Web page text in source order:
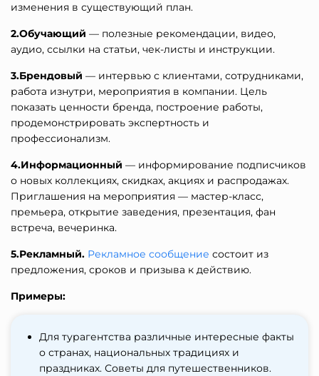
изменения в существующий план.
2.Обучающий — полезные рекомендации, видео,
аудио, ссылки на статьи, чек-листы и инструкции.
3.Брендовый — интервью с клиентами, сотрудниками,
работа изнутри, мероприятия в компании. Цель
показать ценности бренда, построение работы,
продемонстрировать экспертность и
профессионализм.
4.Информационный — информирование подписчиков
о новых коллекциях, скидках, акциях и распродажах.
Приглашения на мероприятия — мастер-класс,
премьера, открытие заведения, презентация, фан
встреча, вечеринка.
5.Рекламный. Рекламное сообщение состоит из
предложения, сроков и призыва к действию.
Примеры:
Для турагентства различные интересные факты
о странах, национальных традициях и
праздниках. Советы для путешественников.